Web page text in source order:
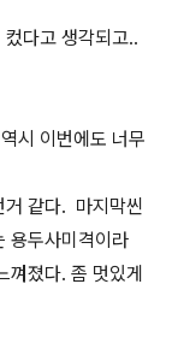
다고 생각되고..
시 이번에도 너무
거 같다. 마지막씬
용두사미격이라
껴졌다. 좀 멋있게